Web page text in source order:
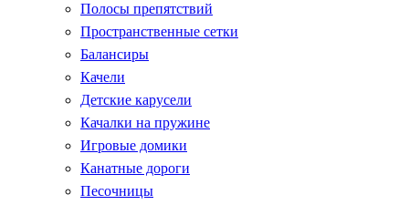
Полосы препятствий
Пространственные сетки
Балансиры
Качели
Детские карусели
Качалки на пружине
Игровые домики
Канатные дороги
Песочницы